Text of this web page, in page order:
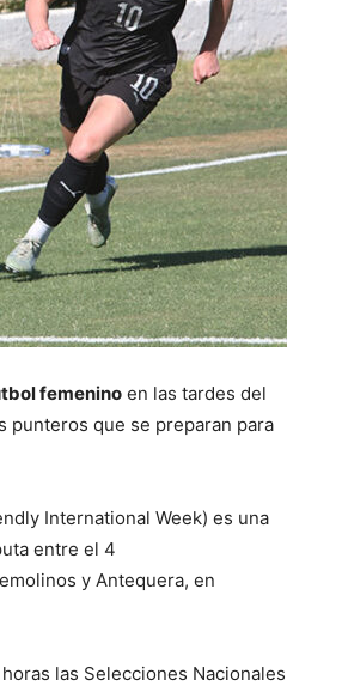
femenino en las tardes del
punteros que se preparan para
International Week) es una
entre el 4
y Antequera, en
las Selecciones Nacionales